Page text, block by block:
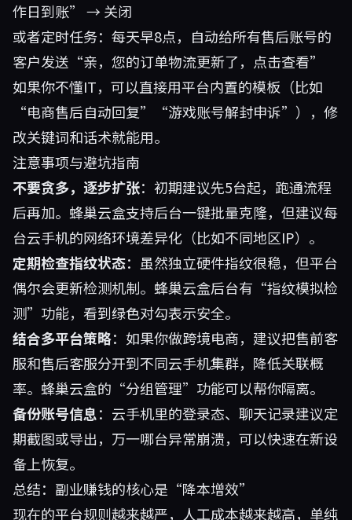
作日到账” → 关闭
或者定时任务：每天早8点，自动给所有售后账号的
客户发送“亲，您的订单物流更新了，点击查看”
如果你不懂IT，可以直接用平台内置的模板（比如
“电商售后自动回复”“游戏账号解封申诉”），修
改关键词和话术就能用。
注意事项与避坑指南
不要贪多，逐步扩张：初期建议先5台起，跑通流程
后再加。蜂巢云盒支持后台一键批量克隆，但建议每
台云手机的网络环境差异化（比如不同地区IP）。
定期检查指纹状态：虽然独立硬件指纹很稳，但平台
偶尔会更新检测机制。蜂巢云盒后台有“指纹模拟检
测”功能，看到绿色对勾表示安全。
结合多平台策略：如果你做跨境电商，建议把售前客
服和售后客服分开到不同云手机集群，降低关联概
率。蜂巢云盒的“分组管理”功能可以帮你隔离。
备份账号信息：云手机里的登录态、聊天记录建议定
期截图或导出，万一哪台异常崩溃，可以快速在新设
备上恢复。
总结：副业赚钱的核心是“降本增效”
现在的平台规则越来越严，人工成本越来越高，单纯